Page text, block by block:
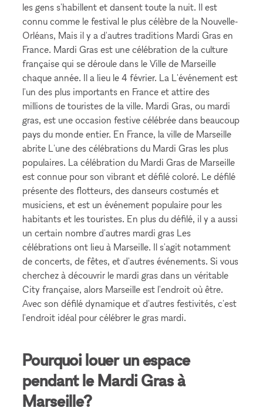
les gens s'habillent et dansent toute la nuit. Il est
connu comme le festival le plus célèbre de la Nouvelle-
Orléans, Mais il y a d'autres traditions Mardi Gras en
France. Mardi Gras est une célébration de la culture
française qui se déroule dans le Ville de Marseille
chaque année. Il a lieu le 4 février. La L'événement est
l'un des plus importants en France et attire des
millions de touristes de la ville. Mardi Gras, ou mardi
gras, est une occasion festive célébrée dans beaucoup
pays du monde entier. En France, la ville de Marseille
abrite L'une des célébrations du Mardi Gras les plus
populaires. La célébration du Mardi Gras de Marseille
est connue pour son vibrant et défilé coloré. Le défilé
présente des flotteurs, des danseurs costumés et
musiciens, et est un événement populaire pour les
habitants et les touristes. En plus du défilé, il y a aussi
un certain nombre d'autres mardi gras Les
célébrations ont lieu à Marseille. Il s'agit notamment
de concerts, de fêtes, et d'autres événements. Si vous
cherchez à découvrir le mardi gras dans un véritable
City française, alors Marseille est l'endroit où être.
Avec son défilé dynamique et d'autres festivités, c'est
l'endroit idéal pour célébrer le gras mardi.
Pourquoi louer un espace
pendant le Mardi Gras à
Marseille?